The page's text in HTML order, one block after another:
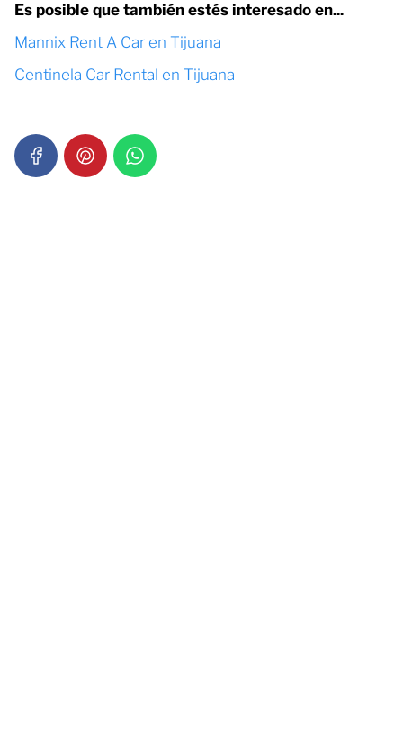
Es posible que también estés interesado en...
Mannix Rent A Car en Tijuana
Centinela Car Rental en Tijuana